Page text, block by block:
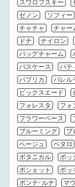
スワロフスキー
ゼノン
ソフィー
チャチャ
チャー
ドナ
ナイロン
バッグチャーム
パスケース
パテ
パプリカ
パレル
ピックスエード
フォレスタ
フォ
フラワーベース
ブルーミング
ブ
ベージュ
ペタロ
ボタニカル
ボッ
ポシェット
ポッ
ポンテ･ルナ
マ